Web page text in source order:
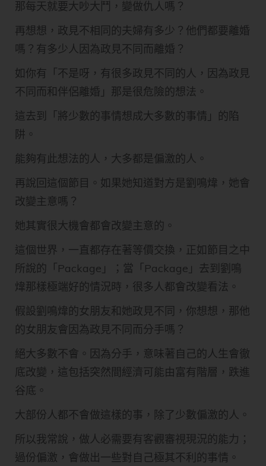
那每天就要大吵大鬥，變做仇人嗎？
再想想，​政見不相同的夫婦有多少？他們都要離婚
嗎？有多少人因為政見不同而離婚？
​如你有「不是呀，有很多政見不同的人，因為政見
不同而和伴侶離婚」那是很危險的想法。
這去到「將少數的事情想成大多數的事情」的陷
阱。
​能夠有此想法的人，大多都是偏激的人。
​再說回這個節目。如果她知道對方是劉鳴煒，她會
改變主意嗎？
她其實很大機會都會改變主意的。​
這個世界，一直都存在著等價交換，正如節目之中
所說的「Package」；當「Package」去到劉鳴
煒那樣極端好的情況時，很多人都會改變看法。
​假設劉鳴煒的女朋友和她政見不同，你想想，那他
的女朋友會因為政見不同而分手嗎？
絕大多數不會。因為​分手，意味著自己的人生會徹
底改變，這包括突然間經濟可能由富有階層，跌進
谷底。
大部份人都不會做這樣的事，除了少數偏激的人。
所以我常說，做人必需要有客觀審視現況的能力；
過份偏激，會做出一些對自己極其不利的事情。